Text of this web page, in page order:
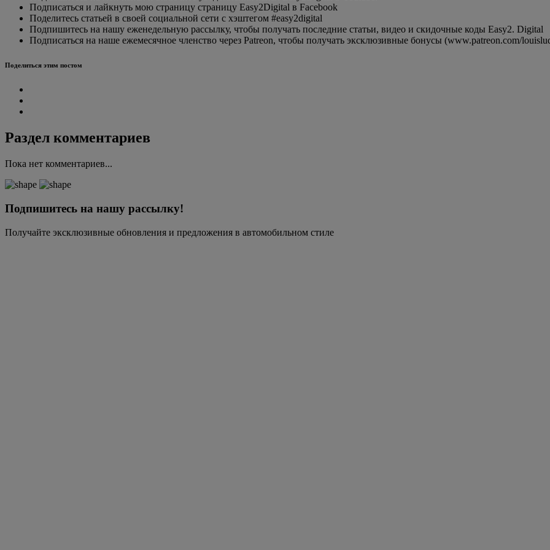
Подписаться и лайкнуть мою страницу страницу Easy2Digital в Facebook
Поделитесь статьей в своей социальной сети с хэштегом #easy2digital
Подпишитесь на нашу еженедельную рассылку, чтобы получать последние статьи, видео и скидочные коды Easy2. Digital
Подписаться на наше ежемесячное членство через Patreon, чтобы получать эксклюзивные бонусы (www.patreon.com/
Поделиться этим постом
Раздел комментариев
Пока нет комментариев...
Подпишитесь на нашу рассылку!
Получайте эксклюзивные обновления и предложения в автомобильном стиле